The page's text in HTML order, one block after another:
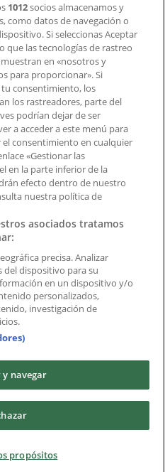
marketing
el mapa
en la web o en la
Shopfully Marketing S.L.U. –
de privacidad
1012socios almacenamos y
como datos de navegación o
Si seleccionas Aceptar
que las tecnologías de rastreo
en «nosotros y
para proporcionar». Si
tu consentimiento, los
los rastreadores, parte del
podrían dejar de ser
a acceder a este menú para
consentimiento en cualquier
«Gestionar las
en la parte inferior de la
efecto dentro de nuestro
nuestra política de
asociados tratamos
precisa. Analizar
del dispositivo para su
en un dispositivo y/o
personalizados,
investigación de
y navegar
propósitos